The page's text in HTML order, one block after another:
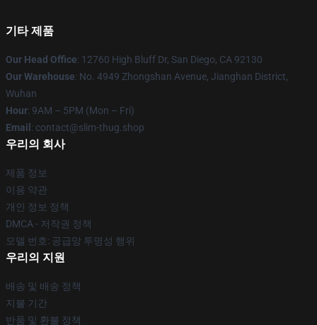
기타 제품
Our Head Office: 12760 High Bluff Dr, San Diego, CA 92130
Our Warehouse: No. 4949 Zhongshan Avenue, Jianghan District,
Wuhan
Hour: 9AM – 5PM (Mon – Fri)
Email : contact@slim-thug.shop
우리의 회사
제품 정보
이용 약관
개인 정보 정책
DMCA - 저작권 정책
모델 번호: 공급망 투명성 행위
우리의 지원
배송 및 배송 정책
지불 기간
반품 및 환불 정책